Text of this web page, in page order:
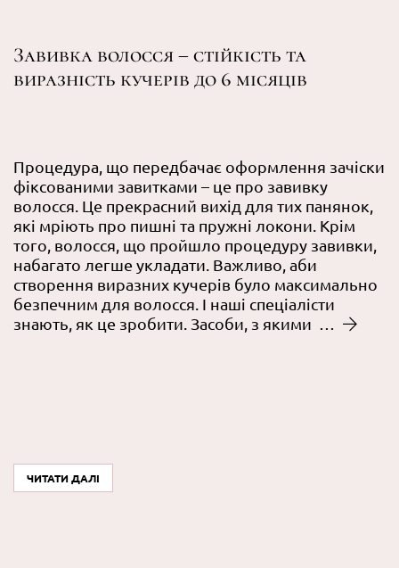
Завивка волосся – стійкість та
виразність кучерів до 6 місяців
Процедура, що передбачає оформлення зачіски
фіксованими завитками – це про завивку
волосся. Це прекрасний вихід для тих панянок,
які мріють про пишні та пружні локони. Крім
того, волосся, що пройшло процедуру завивки,
набагато легше укладати. Важливо, аби
створення виразних кучерів було максимально
безпечним для волосся. І наші спеціалісти
знають, як це зробити. Засоби, з якими …
ЧИТАТИ ДАЛІ